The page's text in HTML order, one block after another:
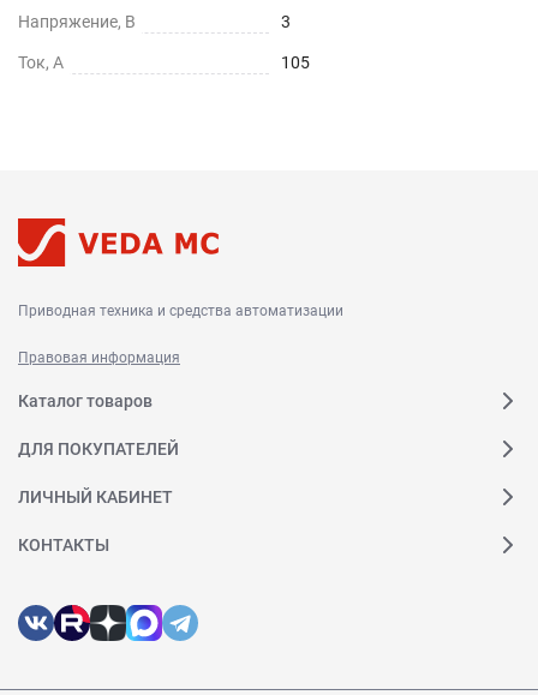
Напряжение, В 3
Ток, А 105
Приводная техника и средства автоматизации
Правовая информация
Каталог товаров
ДЛЯ ПОКУПАТЕЛЕЙ
ЛИЧНЫЙ КАБИНЕТ
КОНТАКТЫ